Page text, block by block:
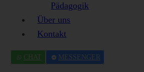
Pädagogik
Über uns
Kontakt
CHAT MESSENGER